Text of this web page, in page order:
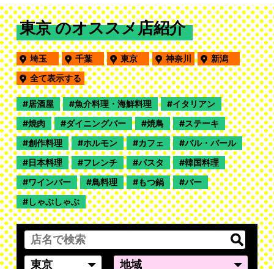
東京 のオススメ店紹介
埼玉 千葉 東京 神奈川
新潟
全て表示する
居酒屋 魚介料理・海鮮料理
イタリアン
焼肉
ダイニングバー 焼鳥
ステーキ
創作料理
ホルモン カフェ
バル・バール
日本料理
フレンチ パスタ
韓国料理
ワインバー
鳥料理 もつ鍋
バー
しゃぶしゃぶ